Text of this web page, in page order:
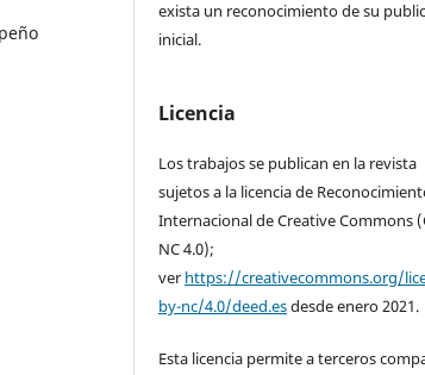
exista un reconocimiento de su
inicial.
Licencia
Los trabajos se publican en la revista
sujetos a la licencia de
Internacional de Creative Commons
NC 4.0);
ver https://creativecommons.org/
by-nc/4.0/deed.esdesde enero 2021.
Esta licencia permite a terceros